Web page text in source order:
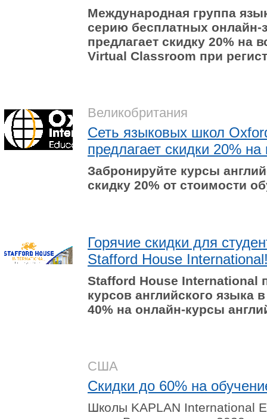
Международная группа
серию бесплатных онлайн-
предлагает скидку 20% на
Virtual Classroom при
Великобритания
Сеть языковых школ
предлагает скидки 20%
Забронируйте курсы
скидку 20% от стоимости
Горячие скидки для
Stafford House
Stafford House International
курсов английского языка
40% на онлайн-курсы
США
Скидки до 60% на
Школы KAPLAN International